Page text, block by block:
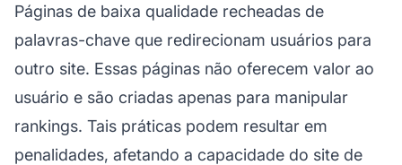
Páginas de baixa qualidade recheadas de
palavras-chave que redirecionam usuários para
outro site. Essas páginas não oferecem valor ao
usuário e são criadas apenas para manipular
rankings. Tais práticas podem resultar em
penalidades, afetando a capacidade do site de